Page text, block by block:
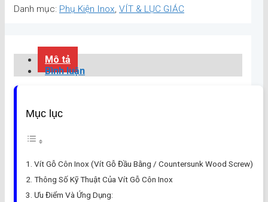
Danh mục: Phụ Kiện Inox, VÍT & LỤC GIÁC
Mô tả
Bình luận
Mục lục
Vít Gỗ Côn Inox (Vít Gỗ Đầu Bằng / Countersunk Wood Screw)
Thông Số Kỹ Thuật Của Vít Gỗ Côn Inox
Ưu Điểm Và Ứng Dụng: